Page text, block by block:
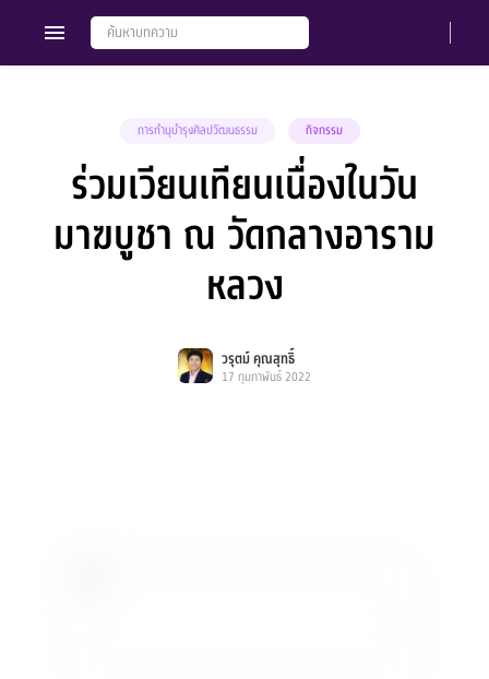
การทำนุบำรุงศิลปวัฒนธรรม กิจกรรม
ร่วมเวียนเทียนเนื่องในวัน
มาฆบูชา ณ วัดกลางอาราม
หลวง
วรุตม์ คุณสุทธิ์
17 กุมภาพันธ์ 2022
Groups